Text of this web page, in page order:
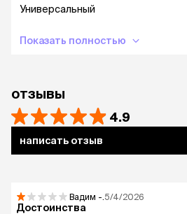
Универсальный
Показать полностью
отзывы
4.9
написать отзыв
Вадим -. 5/4/2026
Достоинства